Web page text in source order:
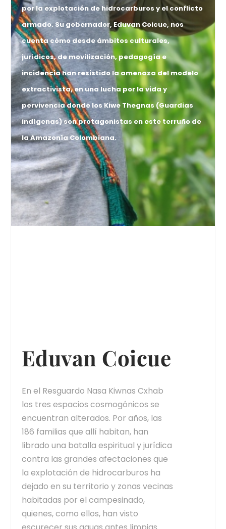
por la explotación de hidrocarburos y el conflicto
armado. Su gobernador, Eduvan Coicue, nos
cuenta cómo desde ámbitos culturales,
jurídicos, de movilización, pedagogía e
incidencia han resistido la amenaza del modelo
extractivista, en una lucha por la vida y
pervivencia donde los Kiwe Thegnas (Guardias
indígenas) son protagonistas en este terruño de
la Amazonía Colombiana.
Eduvan Coicue
En el Resguardo Nasa Kiwnas Cxhab
los tres espacios cosmogónicos se
encuentran alterados. Por años, las
186 familias que allí habitan, han
librado una batalla espiritual y jurídica
contra las grandes afectaciones que
la explotación de hidrocarburos ha
dejado en su territorio y zonas vecinas
habitadas por el campesinado,
quienes, como ellos, han visto